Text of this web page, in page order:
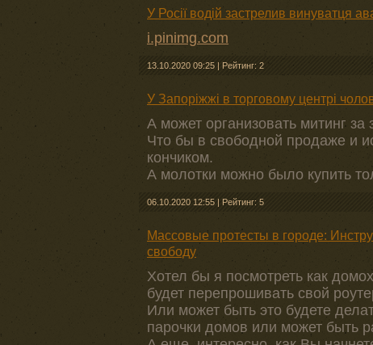
У Росії водій застрелив винуватця
i.pinimg.com
13.10.2020 09:25 | Рейтинг: 2
У Запоріжжі в торговому центрі
А может организовать митинг
Что бы в свободной продаже и
кончиком.
А молотки можно было купить
06.10.2020 12:55 | Рейтинг: 5
Массовые протесты в городе:
свободу
Хотел бы я посмотреть как
будет перепрошивать свой
Или может быть это будете
парочки домов или может быть